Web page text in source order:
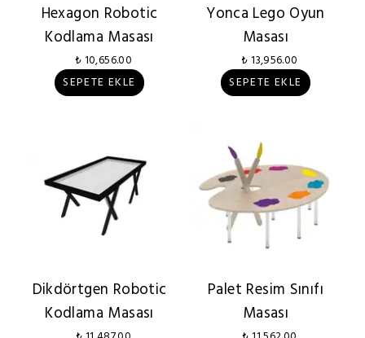
Hexagon Robotic
Kodlama Masası
₺ 10,656.00
SEPETE EKLE
Yonca Lego Oyun
Masası
₺ 13,956.00
SEPETE EKLE
Dikdörtgen Robotic
Kodlama Masası
Palet Resim Sınıfı
Masası